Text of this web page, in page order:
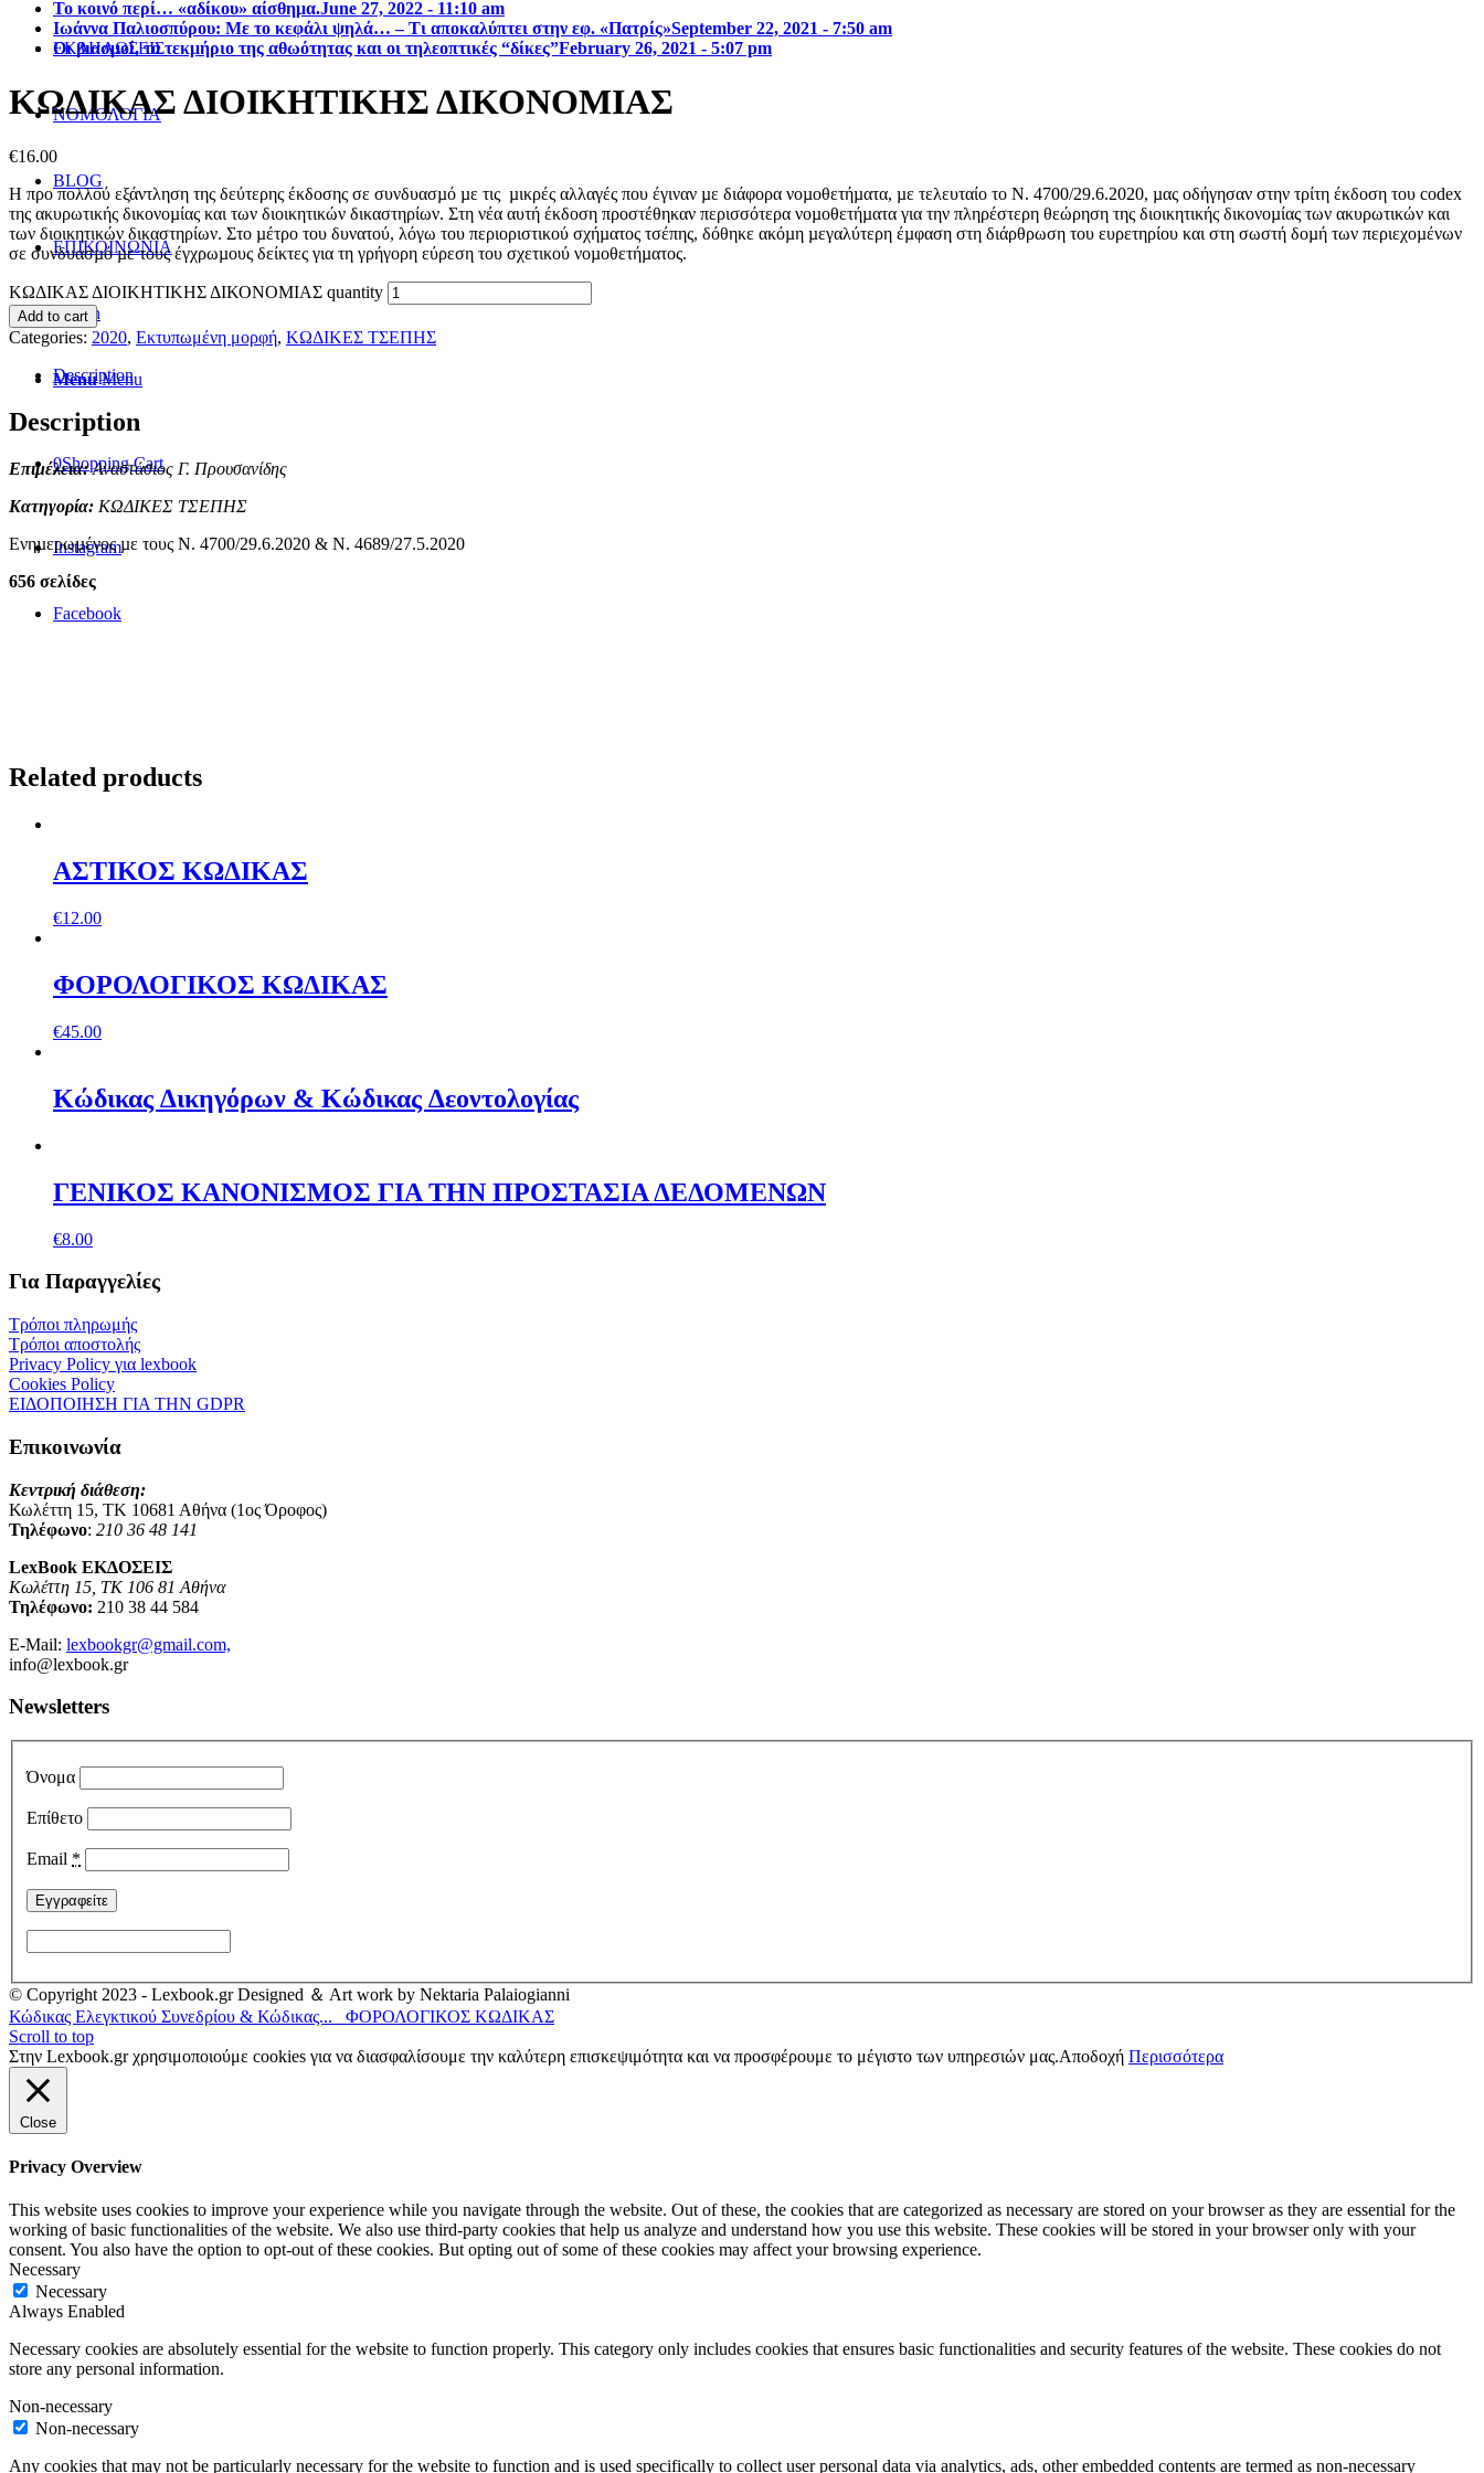
ΕΚΔΗΛΩΣΕΙΣ
ΝΟΜΟΛΟΓΙΑ
BLOG
ΕΠΙΚΟΙΝΩΝΙΑ
Search
Menu Menu
0Shopping Cart
Instagram
Facebook
Το κοινό περί… «αδίκου» αίσθημα.June 27, 2022 - 11:10 am
Ιωάννα Παλιοσπύρου: Με το κεφάλι ψηλά… – Τι αποκαλύπτει στην εφ. «Πατρίς»September 22, 2021 - 7:50 am
Οι βιασμοί, το τεκμήριο της αθωότητας και οι τηλεοπτικές “δίκες”February 26, 2021 - 5:07 pm
ΚΩΔΙΚΑΣ ΔΙΟΙΚΗΤΙΚΗΣ ΔΙΚΟΝΟΜΙΑΣ
€16.00
Η προ πολλού εξάντληση της δεύτερης έκδοσης σε συνδυασµό µε τις µικρές αλλαγές που έγιναν µε διάφορα νοµοθετήµατα, µε τελευταίο το Ν. 4700/29.6.2020, µας οδήγησαν στην τρίτη έκδοση του codex
της ακυρωτικής δικονοµίας και των διοικητικών δικαστηρίων. Στη νέα αυτή έκδοση προστέθηκαν περισσότερα νοµοθετήµατα για την πληρέστερη θεώρηση της διοικητικής δικονοµίας των ακυρωτικών και
των διοικητικών δικαστηρίων. Στο µέτρο του δυνατού, λόγω του περιοριστικού σχήµατος τσέπης, δόθηκε ακόµη µεγαλύτερη έµφαση στη διάρθρωση του ευρετηρίου και στη σωστή δοµή των περιεχοµένων
σε συνδυασµό µε τους έγχρωµους δείκτες για τη γρήγορη εύρεση του σχετικού νοµοθετήµατος.
ΚΩΔΙΚΑΣ ΔΙΟΙΚΗΤΙΚΗΣ ΔΙΚΟΝΟΜΙΑΣ quantity
Add to cart
Categories: 2020, Εκτυπωμένη μορφή, ΚΩΔΙΚΕΣ ΤΣΕΠΗΣ
Description
Description
Επιμέλεια:Αναστάσιος Γ. Προυσανίδης
Κατηγορία: ΚΩΔΙΚΕΣ ΤΣΕΠΗΣ
Ενηµερωµένος µε τους Ν. 4700/29.6.2020 & Ν. 4689/27.5.2020
656 σελίδες
Related products
ΑΣΤΙΚΟΣ ΚΩΔΙΚΑΣ
€12.00
ΦΟΡΟΛΟΓΙΚΟΣ ΚΩΔΙΚΑΣ
€45.00
Κώδικας ∆ικηγόρων & Κώδικας ∆εοντολογίας
ΓΕΝΙΚΟΣ ΚΑΝΟΝΙΣΜΟΣ ΓΙΑ ΤΗΝ ΠΡΟΣΤΑΣΙΑ ΔΕΔΟΜΕΝΩΝ
€8.00
Για Παραγγελίες
Τρόποι πληρωμής
Τρόποι αποστολής
Privacy Policy για lexbook
Cookies Policy
ΕΙΔΟΠΟΙΗΣΗ ΓΙΑ ΤΗΝ GDPR
Επικοινωνία
Κεντρική διάθεση:
Κωλέττη 15, ΤΚ 10681 Αθήνα (1ος Όροφος)
Τηλέφωνο: 210 36 48 141
LexBook ΕΚΔΟΣΕΙΣ
Κωλέττη 15, ΤΚ 106 81 Αθήνα
Τηλέφωνο: 210 38 44 584
E-Mail: lexbookgr@gmail.com,
info@lexbook.gr
Newsletters
Όνομα
Επίθετο
Email *
© Copyright 2023 - Lexbook.gr Designed ＆ Art work by Nektaria Palaiogianni
Κώδικας Ελεγκτικού Συνεδρίου & Κώδικας...
ΦΟΡΟΛΟΓΙΚΟΣ ΚΩΔΙΚΑΣ
Scroll to top
Στην Lexbook.gr χρησιμοποιούμε cookies για να διασφαλίσουμε την καλύτερη επισκεψιμότητα και να προσφέρουμε το μέγιστο των υπηρεσιών μας.Αποδοχή Περισσότερα
Close
Privacy Overview
This website uses cookies to improve your experience while you navigate through the website. Out of these, the cookies that are categorized as necessary are stored on your browser as they are essential for the
working of basic functionalities of the website. We also use third-party cookies that help us analyze and understand how you use this website. These cookies will be stored in your browser only with your
consent. You also have the option to opt-out of these cookies. But opting out of some of these cookies may affect your browsing experience.
Necessary
Necessary
Always Enabled
Necessary cookies are absolutely essential for the website to function properly. This category only includes cookies that ensures basic functionalities and security features of the website. These cookies do not
store any personal information.
Non-necessary
Non-necessary
Any cookies that may not be particularly necessary for the website to function and is used specifically to collect user personal data via analytics, ads, other embedded contents are termed as non-necessary